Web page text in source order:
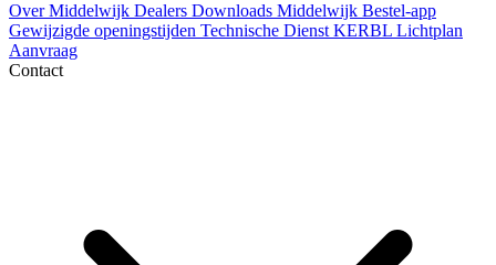
Over Middelwijk Dealers Downloads Middelwijk Bestel-app
Gewijzigde openingstijden Technische Dienst KERBL Lichtplan
Aanvraag
Contact